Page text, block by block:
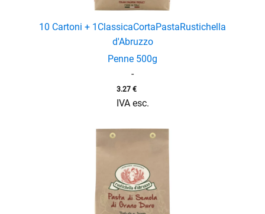
10 Cartoni + 1 ClassicaCortaPastaRustichella
d'Abruzzo
Penne 500g
-
3.27 €
IVA esc.